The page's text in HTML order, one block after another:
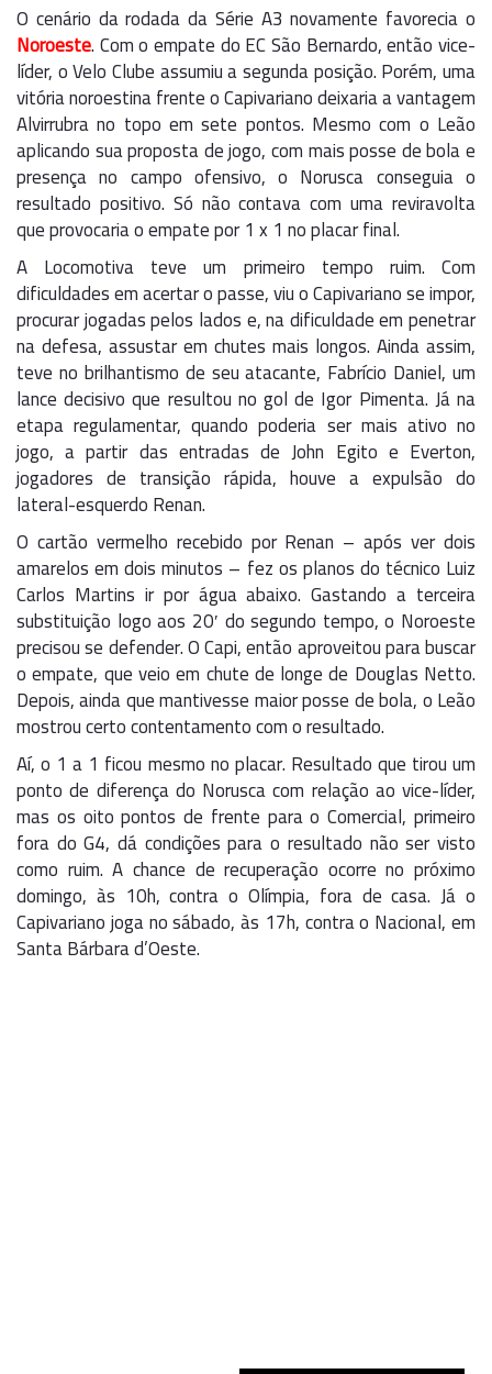
O cenário da rodada da Série A3 novamente favorecia o
Noroeste. Com o empate do EC São Bernardo, então vice-
líder, o Velo Clube assumiu a segunda posição. Porém, uma
vitória noroestina frente o Capivariano deixaria a vantagem
Alvirrubra no topo em sete pontos. Mesmo com o Leão
aplicando sua proposta de jogo, com mais posse de bola e
presença no campo ofensivo, o Norusca conseguia o
resultado positivo. Só não contava com uma reviravolta
que provocaria o empate por 1 x 1 no placar final.
A Locomotiva teve um primeiro tempo ruim. Com
dificuldades em acertar o passe, viu o Capivariano se impor,
procurar jogadas pelos lados e, na dificuldade em penetrar
na defesa, assustar em chutes mais longos. Ainda assim,
teve no brilhantismo de seu atacante, Fabrício Daniel, um
lance decisivo que resultou no gol de Igor Pimenta. Já na
etapa regulamentar, quando poderia ser mais ativo no
jogo, a partir das entradas de John Egito e Everton,
jogadores de transição rápida, houve a expulsão do
lateral-esquerdo Renan.
O cartão vermelho recebido por Renan – após ver dois
amarelos em dois minutos – fez os planos do técnico Luiz
Carlos Martins ir por água abaixo. Gastando a terceira
substituição logo aos 20′ do segundo tempo, o Noroeste
precisou se defender. O Capi, então aproveitou para buscar
o empate, que veio em chute de longe de Douglas Netto.
Depois, ainda que mantivesse maior posse de bola, o Leão
mostrou certo contentamento com o resultado.
Aí, o 1 a 1 ficou mesmo no placar. Resultado que tirou um
ponto de diferença do Norusca com relação ao vice-líder,
mas os oito pontos de frente para o Comercial, primeiro
fora do G4, dá condições para o resultado não ser visto
como ruim. A chance de recuperação ocorre no próximo
domingo, às 10h, contra o Olímpia, fora de casa. Já o
Capivariano joga no sábado, às 17h, contra o Nacional, em
Santa Bárbara d’Oeste.